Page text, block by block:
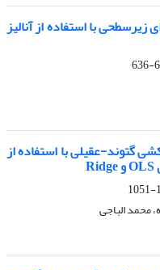
زیرسطحی با استفاده از آنالیز
گتوند-عقیلی با استفاده از
محمد الباجی